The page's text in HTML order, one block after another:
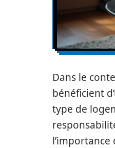
Dans le
bénéficient
type de
l’importance